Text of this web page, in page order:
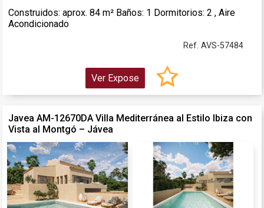
Construidos: aprox. 84 m² Baños: 1 Dormitorios: 2 , Aire
Acondicionado
Ref. AVS-57484
Ver Expose
Javea AM-12670DA Villa Mediterránea al Estilo Ibiza con
Vista al Montgó – Jávea